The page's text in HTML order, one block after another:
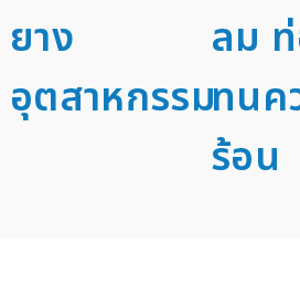
ยาง
อุตสาหกรรม
ลม
ทนค
ร้อน